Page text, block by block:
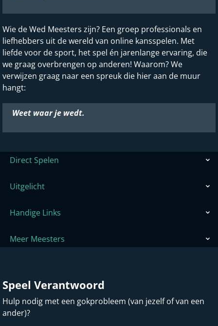
Wie de Wed Meesters zijn? Een groep professionals en
liefhebbers uit de wereld van online kansspelen. Met
liefde voor de sport, het spel én jarenlange ervaring, die
we graag overbrengen op anderen! Waarom? We
verwijzen graag naar een spreuk die hier aan de muur
hangt:
Weet waar je wedt.
Direct Spelen
Uitgelicht
Handige Links
Meer Meesters
Speel Verantwoord
Hulp nodig met een gokprobleem (van jezelf of van een
ander)?